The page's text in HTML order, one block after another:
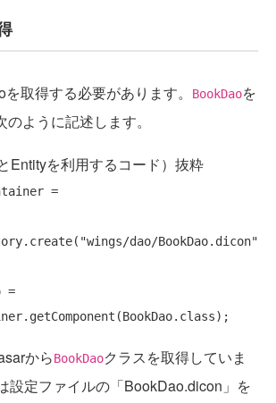
取得する必要があります。 BookDaoを
ように記述します。
Entityを利用するコード）抜粋
=
"wings/dao/BookDao.dicon"
=
からBookDaoクラスを取得していま
設定ファイルの「BookDao.dicon」を